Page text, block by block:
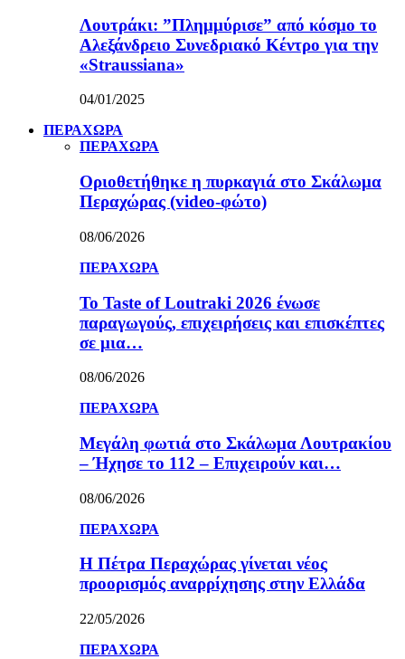
Λουτράκι: ”Πλημμύρισε” από κόσμο το
Αλεξάνδρειο Συνεδριακό Κέντρο για την
«Straussiana»
04/01/2025
ΠΕΡΑΧΩΡΑ
ΠΕΡΑΧΩΡΑ
Οριοθετήθηκε η πυρκαγιά στο Σκάλωμα
Περαχώρας (video-φώτο)
08/06/2026
ΠΕΡΑΧΩΡΑ
Το Taste of Loutraki 2026 ένωσε
παραγωγούς, επιχειρήσεις και επισκέπτες
σε μια…
08/06/2026
ΠΕΡΑΧΩΡΑ
Μεγάλη φωτιά στο Σκάλωμα Λουτρακίου
– Ήχησε το 112 – Επιχειρούν και…
08/06/2026
ΠΕΡΑΧΩΡΑ
Η Πέτρα Περαχώρας γίνεται νέος
προορισμός αναρρίχησης στην Ελλάδα
22/05/2026
ΠΕΡΑΧΩΡΑ